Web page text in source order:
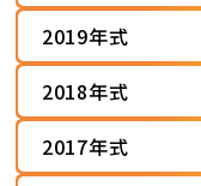
2019年式
2018年式
2017年式